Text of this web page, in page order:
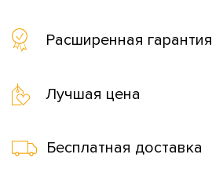
Расширенная гарантия
Лучшая цена
Бесплатная доставка